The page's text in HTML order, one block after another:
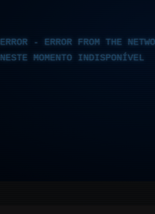
- ERROR FROM THE
MOMENTO INDISPONÍVEL